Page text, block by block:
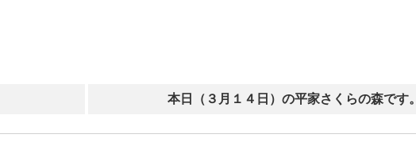
本日（３月１４日）の平家さくらの森です。